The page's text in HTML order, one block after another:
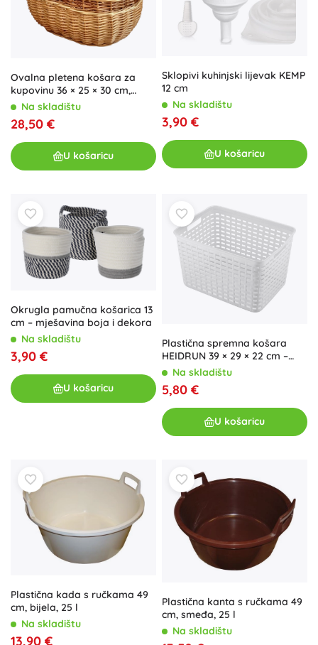
Ovalna pletena košara za
kupovinu 36 × 25 × 30 cm,
lakirana, s uzdužnom ručkom
Na skladištu
28,50 €
U košaricu
Sklopivi kuhinjski lijevak KEMP
12 cm
Na skladištu
3,90 €
U košaricu
Okrugla pamučna košarica 13
cm – mješavina boja i dekora
Na skladištu
3,90 €
U košaricu
Plastična spremna košara
HEIDRUN 39 × 29 × 22 cm –
mješavina boja
Na skladištu
5,80 €
U košaricu
Plastična kada s ručkama 49
cm, bijela, 25 l
Na skladištu
13,90 €
Plastična kanta s ručkama 49
cm, smeđa, 25 l
Na skladištu